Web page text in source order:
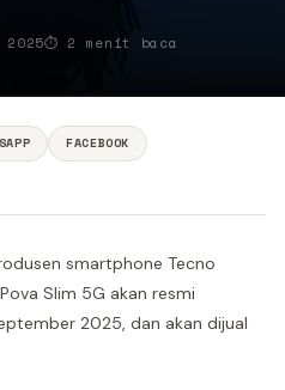
⏱ 2 menit baca
FACEBOOK
smartphone Tecno
Slim 5G akan resmi
2025, dan akan dijual